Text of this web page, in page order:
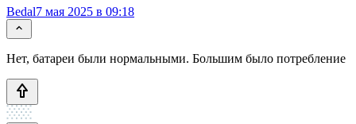
Bedal7 мая 2025 в 09:18
Нет, батареи были нормальными. Большим было потребление